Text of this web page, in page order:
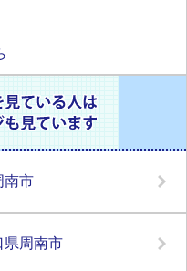
南市
県周南市